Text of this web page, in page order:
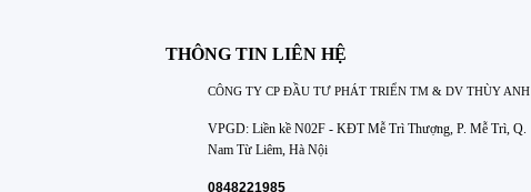
THÔNG TIN LIÊN HỆ
CÔNG TY CP ĐẦU TƯ PHÁT TRIỂN TM & DV THÙY ANH
VPGD: Liền kề N02F - KĐT Mễ Trì Thượng, P. Mễ Trì, Q.
Nam Từ Liêm, Hà Nội
0848221985